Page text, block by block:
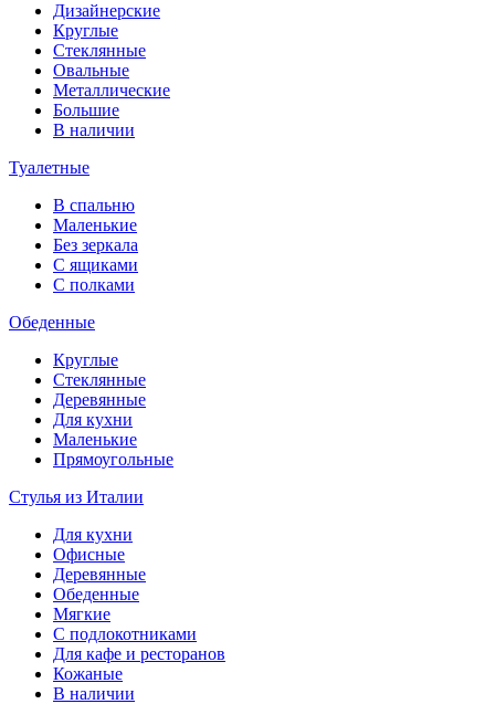
Дизайнерские
Круглые
Стеклянные
Овальные
Металлические
Большие
В наличии
Туалетные
В спальню
Маленькие
Без зеркала
С ящиками
С полками
Обеденные
Круглые
Стеклянные
Деревянные
Для кухни
Маленькие
Прямоугольные
Стулья из Италии
Для кухни
Офисные
Деревянные
Обеденные
Мягкие
С подлокотниками
Для кафе и ресторанов
Кожаные
В наличии